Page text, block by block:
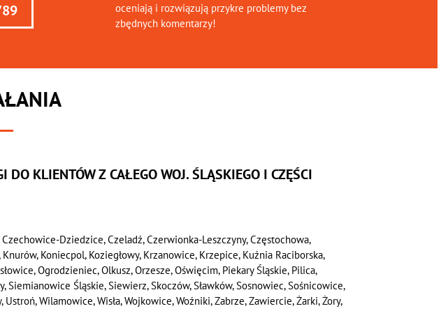
oceniają i rozwiązują przykre problemy bez
zbędnych komentarzy!
KLIENTÓW Z CAŁEGO WOJ. ŚLĄSKIEGO I CZĘŚCI
Dziedzice, Czeladź, Czerwionka-Leszczyny, Częstochowa,
Koniecpol, Koziegłowy, Krzanowice, Krzepice, Kuźnia Raciborska,
Ogrodzieniec, Olkusz, Orzesze, Oświęcim, Piekary Śląskie, Pilica,
Siemianowice Śląskie, Siewierz, Skoczów, Sławków, Sosnowiec, Sośnicowice,
Wilamowice, Wisła, Wojkowice, Woźniki, Zabrze, Zawiercie, Żarki, Żory,